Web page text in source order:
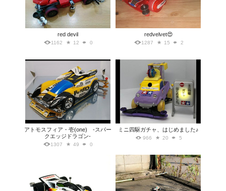
red devil
1162 12 0
redvelvet😍
1287 15 2
アトモスフィア・壱(one) -スパー
クエッジドラゴン-
1307 49 0
ミニ四駆ガチャ、はじめました♪
966 20 5